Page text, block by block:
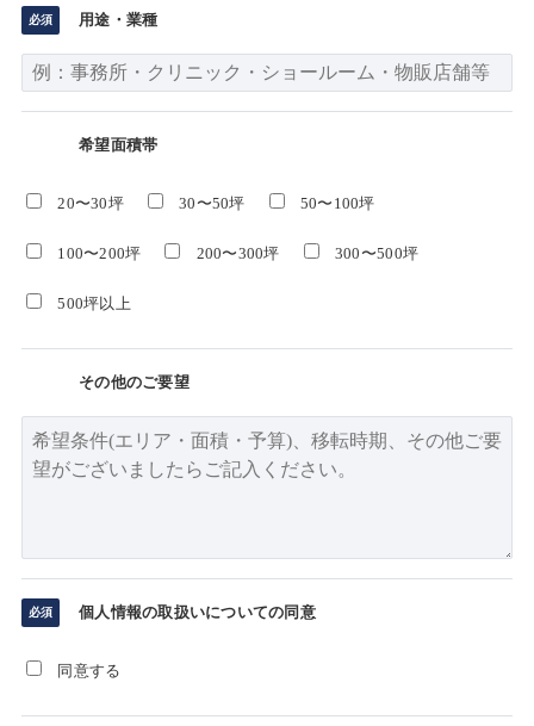
用途・業種
希望面積帯
20〜30坪 30〜50坪 50〜100坪
100〜200坪 200〜300坪 300〜500坪
500坪以上
その他のご要望
個人情報の取扱いについての同意
同意する